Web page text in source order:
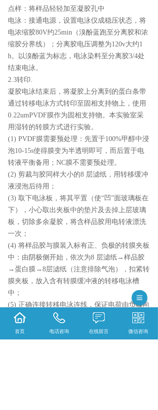
点样：将样品轻轻加至凝胶孔中
电泳：接通电源，设置电泳仪成稳压状态，将
电浓缩胶80V约25min（溴酚蓝跑至分离胶和浓
缩胶分界线）；分离胶电压调整为120v大约1
h。以溴酚蓝为标志，电泳染料至分离胶3/4处
结束电泳。
2.3转印.
凝胶电泳结束后，将凝胶上分离到的蛋白条带
通过转移电泳方式转印至固相支持物上，使用
0.22umPVDF膜作为固相支持物。本实验室采
用湿转的转膜方式进行实验。
(1) PVDF膜需要预处理：先置于100%甲醇中浸
泡10-15s使得膜变为半透明即可，而后置于电
转液平衡备用；NC膜不需要预处理。
(2) 剪裁与胶同样大小的8 层滤纸，用转移缓冲
液浸泡后待用；
(3) 取下电泳板，将其平置（使“凹”面玻璃板在
下），小心取出夹板中的垫片及去掉上层玻璃
板，切除多余凝胶，将含样品胶用电转液漂洗
一次；
(4) 将样品胶与膜装入标有正、负极的转膜夹板
中：由阴极侧开始，依次为8 层滤纸→样品胶
→蛋白膜→8层滤纸（注意排除气泡），扣紧转
膜夹板，放入含有转膜缓冲液的转移电泳槽
中；
(5) 正确连接转移电泳连线，保证电荷由负极向
正极流动。
(6) 400mA转印1h，注意保持转印槽处于较低温
度下，可使用冰块包裹转印装置。
首页 电话咨询 在线留言 微信咨询